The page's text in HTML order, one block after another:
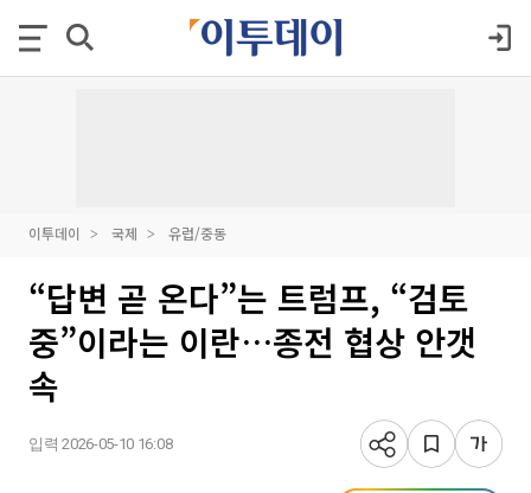
이투데이 국제 유럽/중동
“답변 곧 온다”는 트럼프, “검토
중”이라는 이란…종전 협상 안갯
속
입력 2026-05-10 16:08